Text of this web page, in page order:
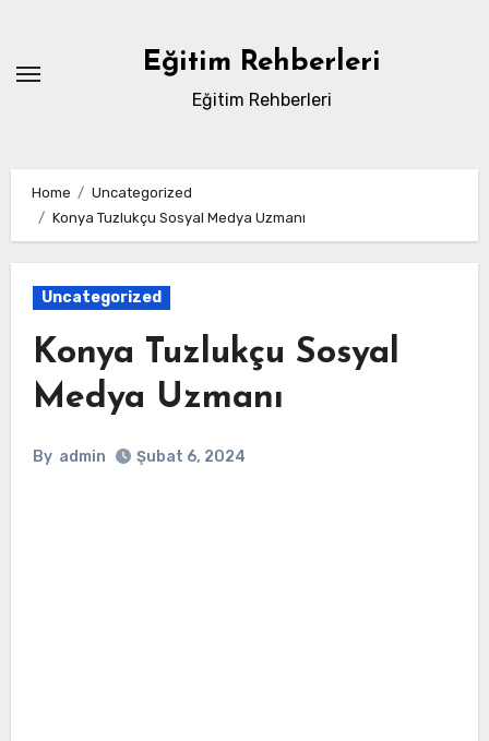
content
Eğitim Rehberleri
Eğitim Rehberleri
Home
Uncategorized
Konya Tuzlukçu Sosyal Medya Uzmanı
Uncategorized
Konya Tuzlukçu Sosyal
Medya Uzmanı
By admin Şubat 6, 2024